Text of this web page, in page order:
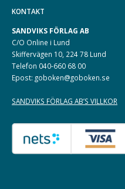
KONTAKT
SANDVIKS FÖRLAG AB
C/O Online i Lund
Skiffervägen 10, 224 78 Lund
Telefon 040-660 68 00
Epost: goboken@goboken.se
SANDVIKS FÖRLAG AB’S VILLKOR